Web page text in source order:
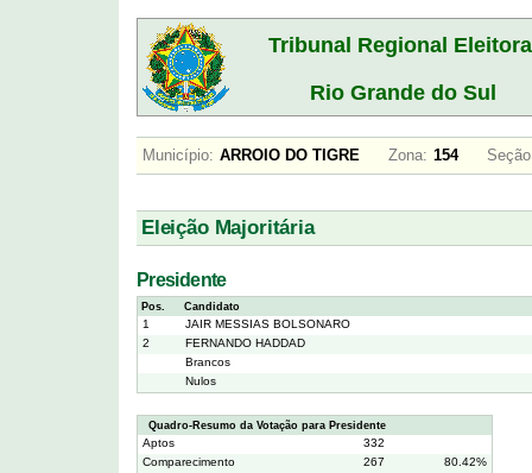
Tribunal Regional
Rio Grande do Sul
Município: ARROIO DO TIGRE Zona: 154
Eleição Majoritária
Presidente
Pos. Candidato
1
JAIR MESSIAS BOLSONARO
2
FERNANDO HADDAD
Brancos
Nulos
Quadro-Resumo da Votação para Presidente
Aptos
332
Comparecimento
267
80.42%